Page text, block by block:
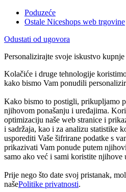
Poduzeće
Ostale Niceshops web trgovine
Odustati od ugovora
Personalizirajte svoje iskustvo kupnje
Kolačiće i druge tehnologije
kako bismo Vam ponudili
Kako bismo to postigli, prikupljamo
njihovom ponašanju i uređajima.
optimizaciju naše web stranice i
i sadržaja, kao i za analizu statistike
usporediti Vaše šifrirane podatke s
prikazivati Vam ponude putem
samo ako već i sami koristite njihove
Prije nego što date svoj pristanak,
našePolitike privatnosti.